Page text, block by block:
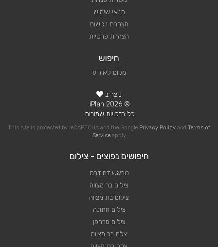
תנאי שימוש
הצהרת נגישות
הצהרת פרטיות
חיפוש
מקום לאירוע
נוצר ב
© 2026 iPlan.
כל הזכויות שמורות.
This site is protected by reCAPTCHA and the Google Privacy Policy and Terms of
Serviceapply
חיפושים נפוצים - צילום
טראש דה דרס
צילום בר מצווה
צילום בת מצווה
צילום חתונה
צילום מרחפן
צלם בר מצווה